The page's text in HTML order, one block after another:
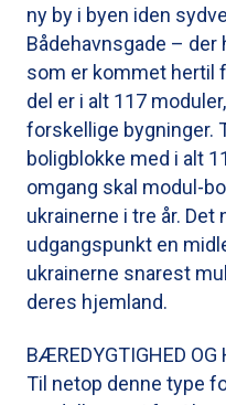
ny by i byen iden
Bådehavnsgade –
som er kommet hertil
del er i alt 117
forskellige bygninger.
boligblokke med i alt
omgang skal modul-
ukrainerne i tre år.
udgangspunkt en
ukrainerne snarest
deres hjemland.
BÆREDYGTIGHED
Til netop denne type